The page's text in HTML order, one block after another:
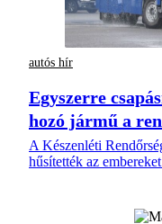
autós hír
Egyszerre
hozó jármű a
A Készenléti
hűsítették az